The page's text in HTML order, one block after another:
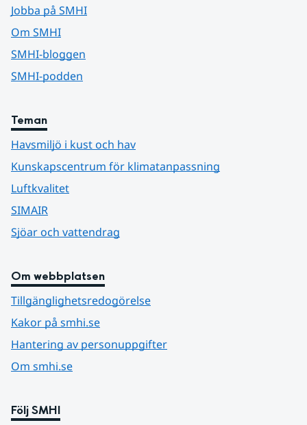
Jobba på SMHI
Om SMHI
SMHI-bloggen
SMHI-podden
Teman
Havsmiljö i kust och hav
Kunskapscentrum för klimatanpassning
Luftkvalitet
SIMAIR
Sjöar och vattendrag
Om webbplatsen
Tillgänglighetsredogörelse
Kakor på smhi.se
Hantering av personuppgifter
Om smhi.se
Följ SMHI